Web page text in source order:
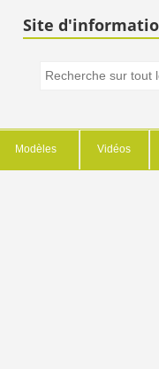
Site
Modèles Vidéos